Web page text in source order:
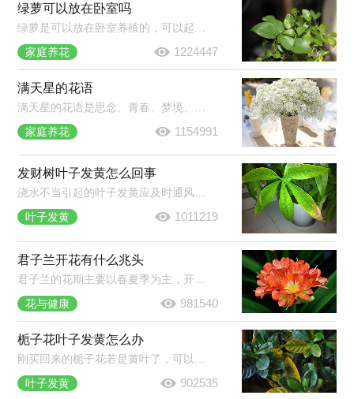
绿萝可以放在卧室吗
家庭养花
1224447
满天星的花语
家庭养花
1154991
发财树叶子发黄怎么回事
叶子发黄
1011219
君子兰开花有什么兆头
君子兰的花期主要以春夏季为主，开花是报喜的兆头，象征着家庭和睦，家族驯良。君子兰花语是高贵宝贵，象征人高尚品格，寓意高雅公正。正如花开养人屋的说法一样，君子兰开花是个很好的兆头。
花与健康
981540
栀子花叶子发黄怎么办
刚买回来的栀子花若是黄叶了，可以放到半阴的环境中养护一段时间，若是养了挺久的栀子花黄叶了，那就将黄叶剪掉，然后合理的浇水施肥，并注意经常开窗通风。
叶子发黄
902535